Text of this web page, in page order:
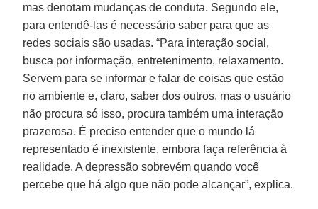
mas denotam mudanças de conduta. Segundo ele,
para entendê-las é necessário saber para que as
redes sociais são usadas. “Para interação social,
busca por informação, entretenimento, relaxamento.
Servem para se informar e falar de coisas que estão
no ambiente e, claro, saber dos outros, mas o usuário
não procura só isso, procura também uma interação
prazerosa. É preciso entender que o mundo lá
representado é inexistente, embora faça referência à
realidade. A depressão sobrevém quando você
percebe que há algo que não pode alcançar”, explica.